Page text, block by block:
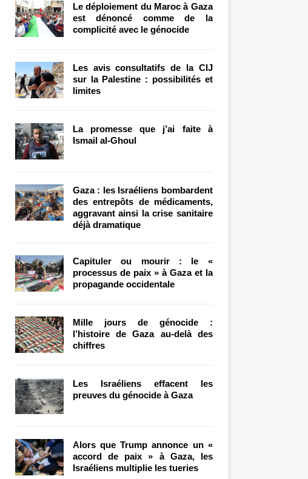
Le déploiement du Maroc à Gaza
est dénoncé comme de la
complicité avec le génocide
Les avis consultatifs de la CIJ
sur la Palestine : possibilités et
limites
La promesse que j’ai faite à
Ismail al-Ghoul
Gaza : les Israéliens bombardent
des entrepôts de médicaments,
aggravant ainsi la crise sanitaire
déjà dramatique
Capituler ou mourir : le «
processus de paix » à Gaza et la
propagande occidentale
Mille jours de génocide :
l’histoire de Gaza au-delà des
chiffres
Les Israéliens effacent les
preuves du génocide à Gaza
Alors que Trump annonce un «
accord de paix » à Gaza, les
Israéliens multiplie les tueries